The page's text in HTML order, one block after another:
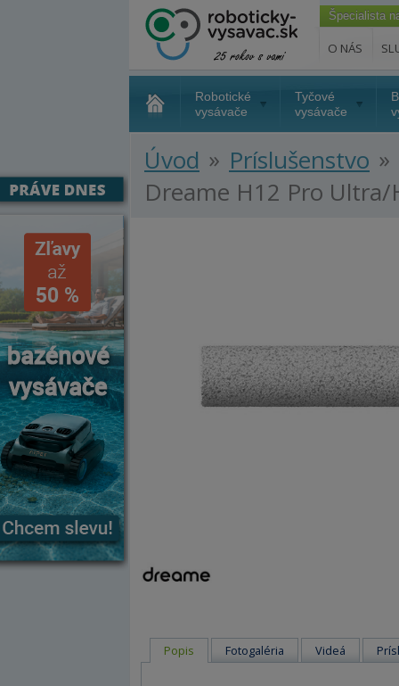
Špecialista
O NÁS
Robotické
vysávače
Tyčové
vysávače
Úvod » Príslušenstvo »
Dreame H12 Pro
Popis Fotogaléria Videá